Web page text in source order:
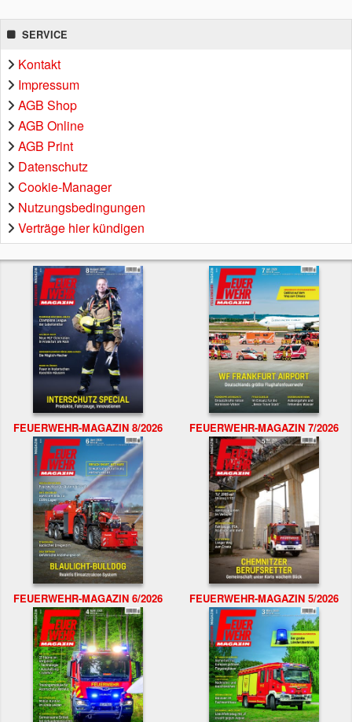
SERVICE
Kontakt
Impressum
AGB Shop
AGB Online
AGB Print
Datenschutz
Cookie-Manager
Nutzungsbedingungen
Verträge hier kündigen
FEUERWEHR-MAGAZIN 8/2026 FEUERWEHR-MAGAZIN 7/2026
FEUERWEHR-MAGAZIN 6/2026 FEUERWEHR-MAGAZIN 5/2026